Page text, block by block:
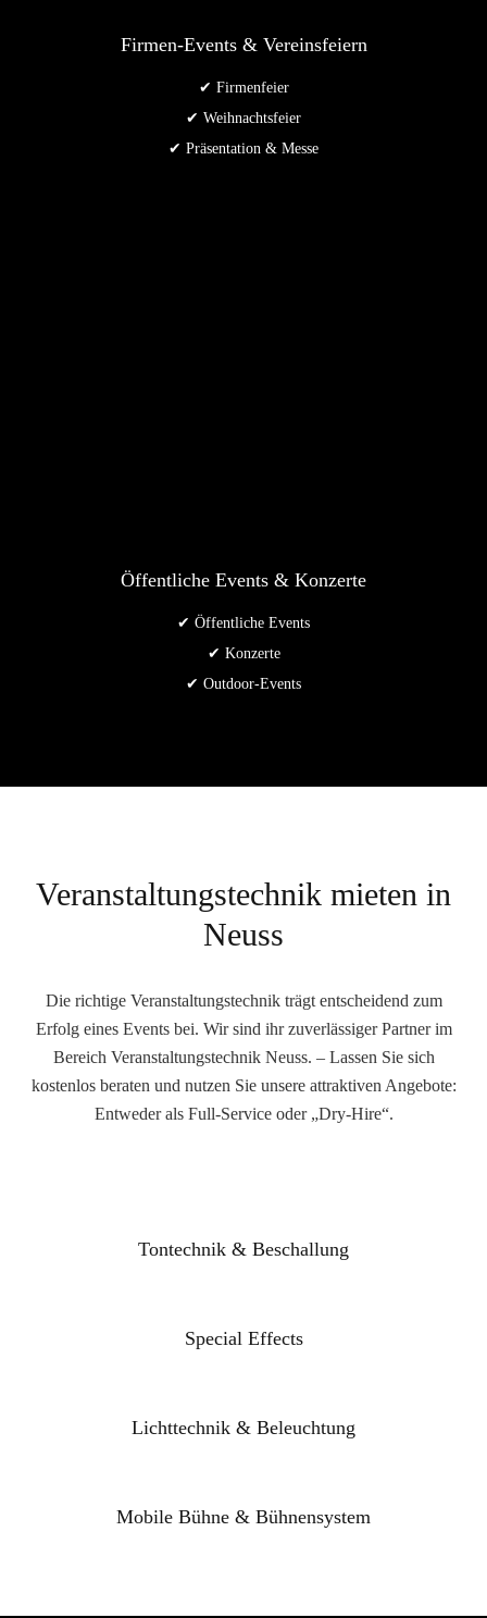
Firmen-Events & Vereinsfeiern
✔ Firmenfeier
✔ Weihnachtsfeier
✔ Präsentation & Messe
Öffentliche Events & Konzerte
✔ Öffentliche Events
✔ Konzerte
✔ Outdoor-Events
Veranstaltungstechnik mieten in
Neuss
Die richtige Veranstaltungstechnik trägt entscheidend zum
Erfolg eines Events bei. Wir sind ihr zuverlässiger Partner im
Bereich Veranstaltungstechnik Neuss. – Lassen Sie sich
kostenlos beraten und nutzen Sie unsere attraktiven Angebote:
Entweder als Full-Service oder „Dry-Hire“.
Tontechnik & Beschallung
Special Effects
Lichttechnik & Beleuchtung
Mobile Bühne & Bühnensystem